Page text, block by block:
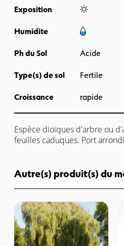
Exposition
Humidite
Ph du Sol
Acide
Type(s) de sol
Fertile
Croissance
rapide
Espèce dioïques d'arbre ou
feuilles caduques. Port
Autre(s) produit(s) du